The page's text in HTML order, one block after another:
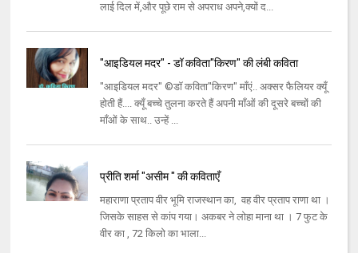
लाई दिल में,और पूछे राम से अपराध अपने,क्यों द...
"आइडियल मदर" - डॉ कविता"किरण" की लंबी कविता
"आइडियल मदर" ©डॉ कविता"किरण" माँएं.. अक्सर फैलियर क्यूँ
होती हैं.... क्यूँ बच्चे तुलना करते हैं अपनी माँओं की दूसरे बच्चों की
माँओं के साथ.. उन्हें ...
प्रीति शर्मा "असीम " की कविताएँ
महाराणा प्रताप वीर भूमि राजस्थान का, वह वीर प्रताप राणा था ।
जिसके साहस से कांप गया। अकबर ने लोहा माना था । 7 फुट के
वीर का , 72 किलो का भाला...